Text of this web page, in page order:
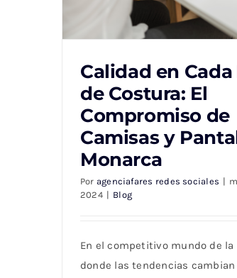
Calidad en Cada Punto de
Compromiso de Camisas y
Calidad en
de Costura: El
Compromiso de
Camisas y
Monarca
Por agenciafares redes sociales |
2024 | Blog
En el competitivo mundo de la
donde las tendencias cambian